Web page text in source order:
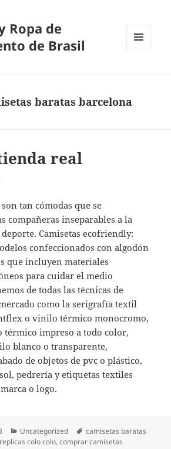
Ropa de
de Brasil
baratas barcelona
real
tan cómodas que se
compañeras inseparables a la
Camisetas ecofriendly:
confeccionados con algodón
que incluyen materiales
para cuidar el medio
de todas las técnicas de
como la serigrafía textil
o vinilo térmico monocromo,
impreso a todo color,
blanco o transparente,
de objetos de pvc o plástico,
pedrería y etiquetas textiles
o logo.
Categorías
Uncategorized Etiquetas
camisetas baratas
colo colo,comprar camisetas